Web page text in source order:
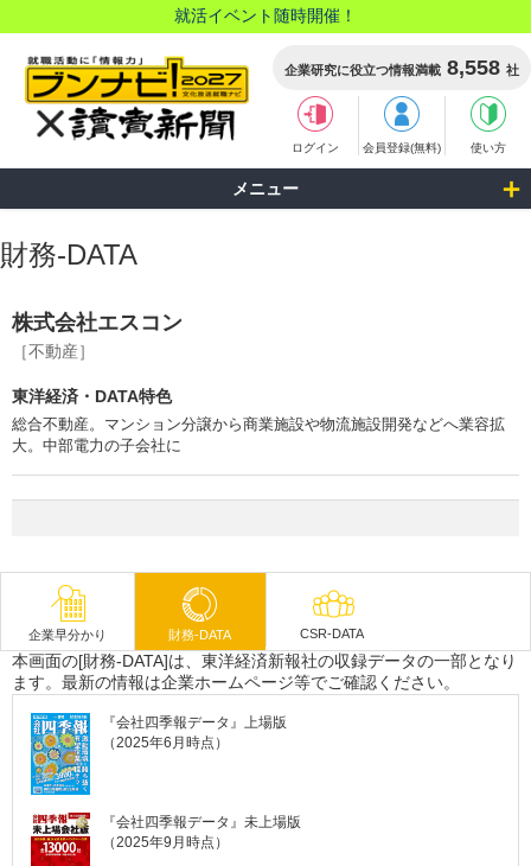
就活イベント随時開催！
企業研究に役立つ情報満載 8,558 社
ログイン 会員登録(無料) 使い方
メニュー
財務-DATA
株式会社エスコン
［不動産］
東洋経済・DATA特色
総合不動産。マンション分譲から商業施設や物流施設開発などへ業容拡
大。中部電力の子会社に
企業早分かり 財務-DATA CSR-DATA
本画面の[財務-DATA]は、東洋経済新報社の収録データの一部となり
ます。最新の情報は企業ホームページ等でご確認ください。
『会社四季報データ』上場版
（2025年6月時点）
『会社四季報データ』未上場版
（2025年9月時点）